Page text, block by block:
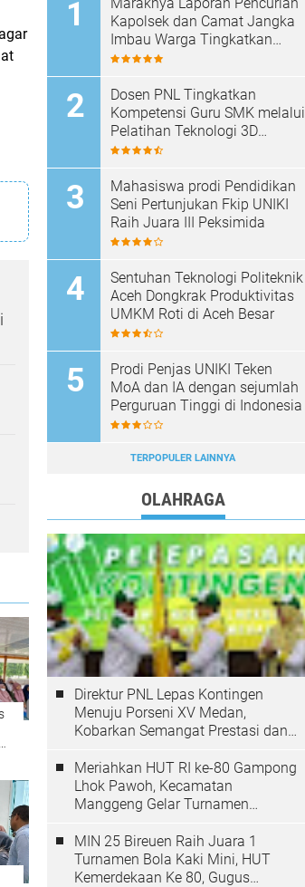
Kapolsek dan Camat Jangka
Imbau Warga Tingkatkan
Kewaspadaan
Dosen PNL Tingkatkan
Kompetensi Guru SMK melalui
Pelatihan Teknologi 3D
Printing
Mahasiswa prodi Pendidikan
Seni Pertunjukan Fkip UNIKI
Raih Juara III Peksimida
Sentuhan Teknologi Politeknik
Aceh Dongkrak Produktivitas
UMKM Roti di Aceh Besar
Prodi Penjas UNIKI Teken
MoA dan IA dengan sejumlah
Perguruan Tinggi di Indonesia
TERPOPULER LAINNYA
OLAHRAGA
Direktur PNL Lepas Kontingen
Menuju Porseni XV Medan,
Kobarkan Semangat Prestasi dan
Meriahkan HUT RI ke-80 Gampong
Lhok Pawoh, Kecamatan
Manggeng Gelar Turnamen
MIN 25 Bireuen Raih Juara 1
Turnamen Bola Kaki Mini, HUT
Kemerdekaan Ke 80, Gugus